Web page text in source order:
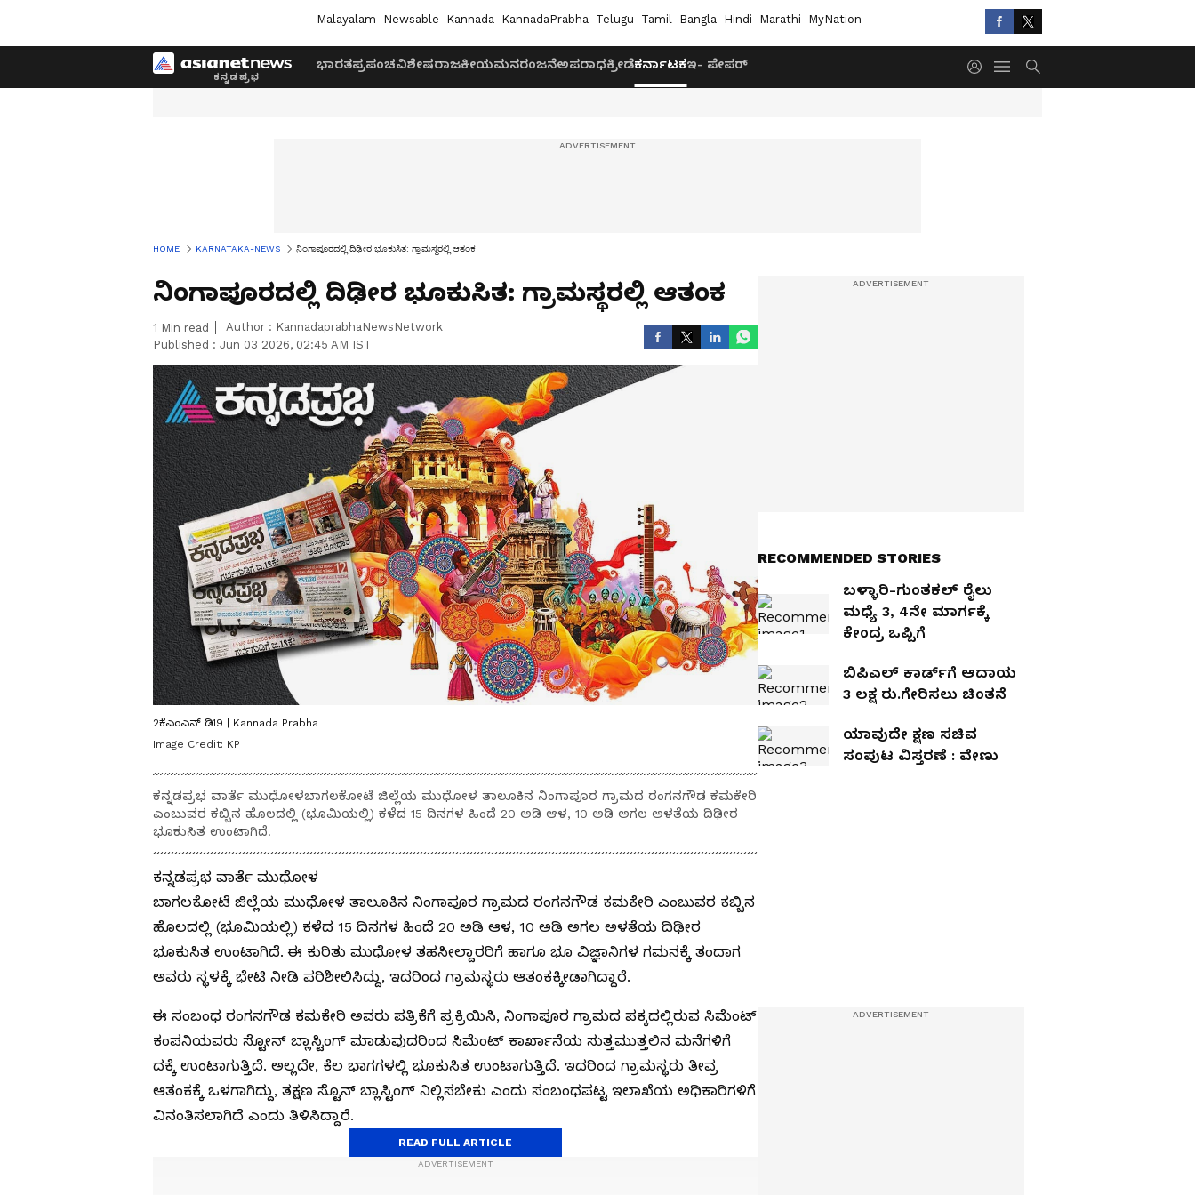
Malayalam Newsable Kannada KannadaPrabha Telugu Tamil Bangla Hindi Marathi MyNation
ಭಾರತಪ್ರಪಂಚವಿಶೇಷರಾಜಕೀಯಮನರಂಜನೆಅಪರಾಧಕ್ರೀಡೆಕರ್ನಾಟಕಇ- ಪೇಪರ್
HOME KARNATAKA-NEWS ನಿಂಗಾಪೂರದಲ್ಲಿ ದಿಢೀರ ಭೂಕುಸಿತ: ಗ್ರಾಮಸ್ಥರಲ್ಲಿ ಆತಂಕ
ನಿಂಗಾಪೂರದಲ್ಲಿ ದಿಢೀರ ಭೂಕುಸಿತ: ಗ್ರಾಮಸ್ಥರಲ್ಲಿ ಆತಂಕ
1 Min read Author : KannadaprabhaNewsNetwork
Published : Jun 03 2026, 02:45 AM IST
2ಕೆಎಂಎನ್ ಡಿ19 | Kannada Prabha
Image Credit: KP
ಕನ್ನಡಪ್ರಭ ವಾರ್ತೆ ಮುಧೋಳಬಾಗಲಕೋಟೆ ಜಿಲ್ಲೆಯ ಮುಧೋಳ ತಾಲೂಕಿನ ನಿಂಗಾಪೂರ ಗ್ರಾಮದ ರಂಗನಗೌಡ ಕಮಕೇರಿ
ಎಂಬುವರ ಕಬ್ಬಿನ ಹೊಲದಲ್ಲಿ (ಭೂಮಿಯಲ್ಲಿ) ಕಳೆದ 15 ದಿನಗಳ ಹಿಂದೆ 20 ಅಡಿ ಆಳ, 10 ಅಡಿ ಅಗಲ ಅಳತೆಯ ದಿಢೀರ
ಭೂಕುಸಿತ ಉಂಟಾಗಿದೆ.
ಕನ್ನಡಪ್ರಭ ವಾರ್ತೆ ಮುಧೋಳ
ಬಾಗಲಕೋಟೆ ಜಿಲ್ಲೆಯ ಮುಧೋಳ ತಾಲೂಕಿನ ನಿಂಗಾಪೂರ ಗ್ರಾಮದ ರಂಗನಗೌಡ ಕಮಕೇರಿ ಎಂಬುವರ ಕಬ್ಬಿನ
ಹೊಲದಲ್ಲಿ (ಭೂಮಿಯಲ್ಲಿ) ಕಳೆದ 15 ದಿನಗಳ ಹಿಂದೆ 20 ಅಡಿ ಆಳ, 10 ಅಡಿ ಅಗಲ ಅಳತೆಯ ದಿಢೀರ
ಭೂಕುಸಿತ ಉಂಟಾಗಿದೆ. ಈ ಕುರಿತು ಮುಧೋಳ ತಹಸೀಲ್ದಾರರಿಗೆ ಹಾಗೂ ಭೂ ವಿಜ್ಞಾನಿಗಳ ಗಮನಕ್ಕೆ ತಂದಾಗ
ಅವರು ಸ್ಥಳಕ್ಕೆ ಭೇಟಿ ನೀಡಿ ಪರಿಶೀಲಿಸಿದ್ದು, ಇದರಿಂದ ಗ್ರಾಮಸ್ಥರು ಆತಂಕಕ್ಕೀಡಾಗಿದ್ದಾರೆ.
ಈ ಸಂಬಂಧ ರಂಗನಗೌಡ ಕಮಕೇರಿ ಅವರು ಪತ್ರಿಕೆಗೆ ಪ್ರಕ್ರಿಯಿಸಿ, ನಿಂಗಾಪೂರ ಗ್ರಾಮದ ಪಕ್ಕದಲ್ಲಿರುವ ಸಿಮೆಂಟ್
ಕಂಪನಿಯವರು ಸ್ಟೋನ್ ಬ್ಲಾಸ್ಟಿಂಗ್ ಮಾಡುವುದರಿಂದ ಸಿಮೆಂಟ್ ಕಾರ್ಖಾನೆಯ ಸುತ್ತಮುತ್ತಲಿನ ಮನೆಗಳಿಗೆ
ದಕ್ಕೆ ಉಂಟಾಗುತ್ತಿದೆ. ಅಲ್ಲದೇ, ಕೆಲ ಭಾಗಗಳಲ್ಲಿ ಭೂಕುಸಿತ ಉಂಟಾಗುತ್ತಿದೆ. ಇದರಿಂದ ಗ್ರಾಮಸ್ಥರು ತೀವ್ರ
ಆತಂಕಕ್ಕೆ ಒಳಗಾಗಿದ್ದು, ತಕ್ಷಣ ಸ್ಟೊನ್ ಬ್ಲಾಸ್ಟಿಂಗ್ ನಿಲ್ಲಿಸಬೇಕು ಎಂದು ಸಂಬಂಧಪಟ್ಟ ಇಲಾಖೆಯ ಅಧಿಕಾರಿಗಳಿಗೆ
ವಿನಂತಿಸಲಾಗಿದೆ ಎಂದು ತಿಳಿಸಿದ್ದಾರೆ.
READ FULL ARTICLE
RECOMMENDED STORIES
ಬಳ್ಳಾರಿ-ಗುಂತಕಲ್‌ ರೈಲು
ಮಧ್ಯೆ 3, 4ನೇ ಮಾರ್ಗಕ್ಕೆ
ಕೇಂದ್ರ ಒಪ್ಪಿಗೆ
ಬಿಪಿಎಲ್‌ ಕಾರ್ಡ್‌ಗೆ ಆದಾಯ
3 ಲಕ್ಷ ರು.ಗೇರಿಸಲು ಚಿಂತನೆ
ಯಾವುದೇ ಕ್ಷಣ ಸಚಿವ
ಸಂಪುಟ ವಿಸ್ತರಣೆ : ವೇಣು